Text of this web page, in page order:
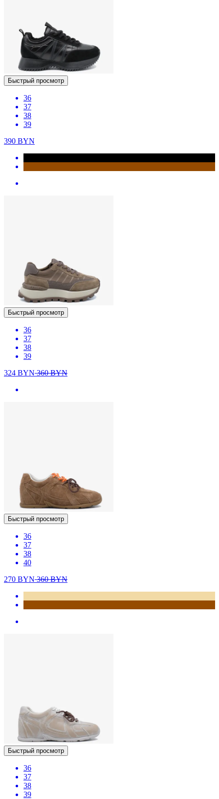
Быстрый просмотр
36
37
38
39
390 BYN
Быстрый просмотр
36
37
38
39
324 BYN360BYN
Быстрый просмотр
36
37
38
40
270 BYN360BYN
Быстрый просмотр
36
37
38
39